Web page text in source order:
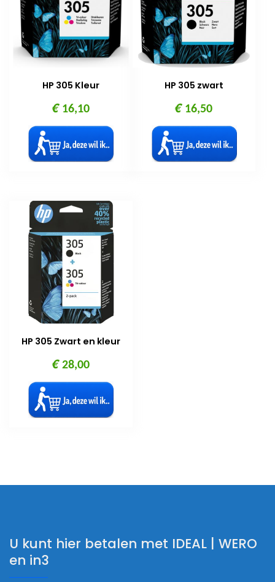
HP 305 Kleur
€16,10
HP 305 zwart
€16,50
HP 305 Zwart en kleur
€28,00
U kunt hier betalen met IDEAL | WERO
en in3